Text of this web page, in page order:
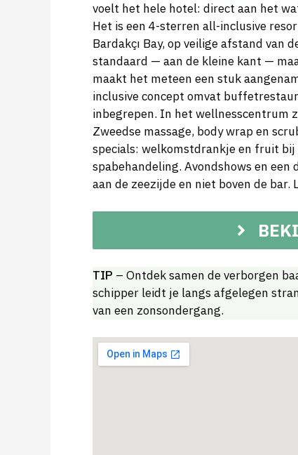
voelt het hele hotel: direct aan het
Het is een 4-sterren all-inclusive
Bardakçı Bay, op veilige afstand van
standaard — aan de kleine kant —
maakt het meteen een stuk
inclusive concept omvat
inbegrepen. In het wellnesscentrum
Zweedse massage, body wrap en
specials: welkomstdrankje en fruit
spabehandeling. Avondshows en
aan de zeezijde en niet boven de
TIP – Ontdek samen de verborgen
schipper leidt je langs afgelegen
van een zonsondergang.